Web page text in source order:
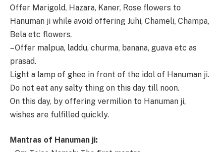
Offer Marigold, Hazara, Kaner, Rose flowers to
Hanuman ji while avoid offering Juhi, Chameli, Champa,
Bela etc flowers.
– Offer malpua, laddu, churma, banana, guava etc as
prasad.
Light a lamp of ghee in front of the idol of Hanuman ji.
Do not eat any salty thing on this day till noon.
On this day, by offering vermilion to Hanuman ji,
wishes are fulfilled quickly.
Mantras of Hanuman ji: